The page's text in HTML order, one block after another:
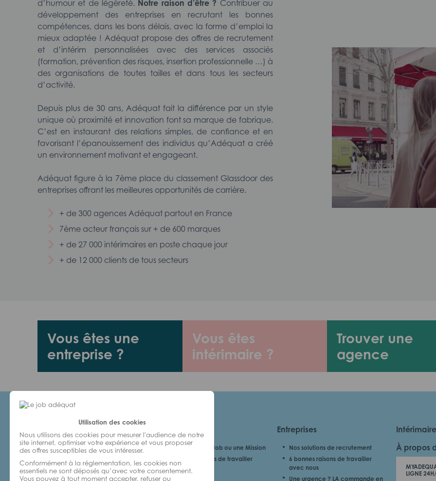
Utilisation des cookies
Nous utilisons des cookies pour mesurer l'audience de notre
site internet, optimiser votre expérience et vous proposer
des offres susceptibles de vous intéresser.
Conformément à la réglementation, les cookies non
essentiels ne sont déposés qu’avec votre consentement.
Vous pouvez à tout moment accepter, refuser ou
d’humour et de légèreté. Notre raison d’être ? Contribuer au
développement des entreprises en recrutant les bonnes
compétences, dans les bons délais, avec la forme d’emploi la
mieux adaptée ! Adéquat propose des offres de recrutement
et d’intérim personnalisées avec des services associés
(formation, prévention des risques, insertion professionnelle …) à
des organisations de toutes tailles et dans tous les secteurs
d’activité.
Depuis plus de 30 ans, Adéquat fait la différence par un style
unique où proximité et innovation font sa marque de fabrique.
C’est en instaurant des relations simples, de confiance et en
favorisant l’épanouissement des individus qu’Adéquat a créé
un environnement motivant et engageant.
Adéquat figure à la 7ème place du classement Glassdoor des
entreprises offrant les meilleures opportunités de carrière.
+ de 300 agences Adéquat partout en France
7ème acteur français sur + de 600 marques
+ de 27 000 intérimaires en poste chaque jour
+ de 12 000 clients de tous secteurs
Vous êtes une
entreprise ?
Vous êtes
intérimaire ?
Trouver une
agence
Je cherche un Job ou une Mission
6 bonnes raisons de travailler
avec nous
Entreprises
Nos solutions de recrutement
6 bonnes raisons de travailler
avec nous
Une urgence ? LA commande en
À propos
LIGNE